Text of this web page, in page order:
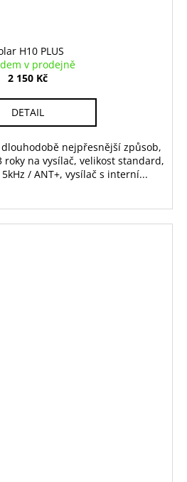
H10 PLUS
v prodejně
2 150 Kč
DETAIL
nejpřesnější způsob,
na vysílač, velikost standard,
/ ANT+, vysílač s interní...